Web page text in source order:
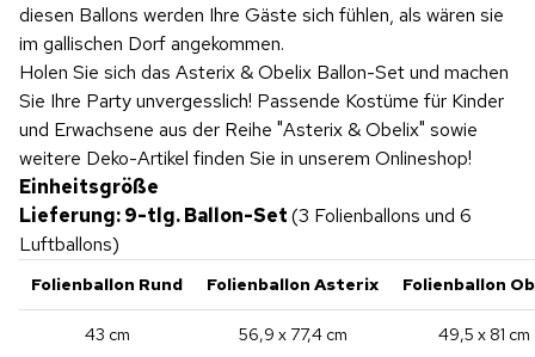
diesen Ballons werden Ihre Gäste sich fühlen, als wären sie
im gallischen Dorf angekommen.
Holen Sie sich das Asterix & Obelix Ballon-Set und machen
Sie Ihre Party unvergesslich! Passende Kostüme für Kinder
und Erwachsene aus der Reihe "Asterix & Obelix" sowie
weitere Deko-Artikel finden Sie in unserem Onlineshop!
Einheitsgröße
Lieferung: 9-tlg. Ballon-Set(3 Folienballons und 6
Luftballons)
Folienballon Rund Folienballon Asterix Folienballon
43 cm 56,9 x 77,4 cm 49,5 x 81 cm